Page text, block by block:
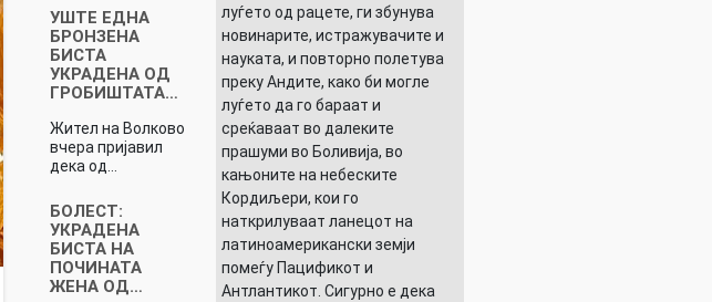
УШТЕ ЕДНА
БРОНЗЕНА
БИСТА
УКРАДЕНА ОД
ГРОБИШТАТА…
Жител на Волково
вчера пријавил
дека од…
БОЛЕСТ:
УКРАДЕНА
БИСТА НА
ПОЧИНАТА
ЖЕНА ОД…
луѓето од рацете, ги збунува
новинарите, истражувачите и
науката, и повторно полетува
преку Андите, како би могле
луѓето да го бараат и
среќаваат во далеките
прашуми во Боливија, во
кањоните на небеските
Кордиљери, кои го
наткрилуваат ланецот на
латиноамерикански земји
помеѓу Пацификот и
Антлантикот. Сигурно е дека